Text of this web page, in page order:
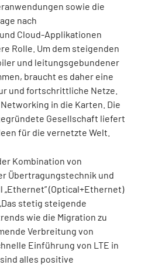
sowie die
nach
Cloud-Applikationen
Rolle. Um dem steigenden
und leitungsgebundener
braucht es daher eine
und fortschrittliche Netze.
in die Karten. Die
Gesellschaft liefert
für die vernetzte Welt.
Kombination von
Übertragungstechnik und
(Optical+Ethernet)
stetig steigende
wie die Migration zu
Verbreitung von
Einführung von LTE in
alles positive